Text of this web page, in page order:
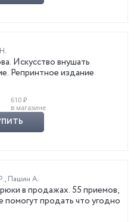
Искусство внушать
Репринтное издание
610 ₽
в магазине
, Пашин А.
в продажах. 55 приемов,
помогут продать что угодно